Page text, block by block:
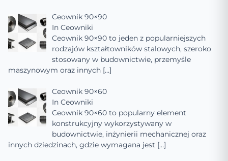
Ceownik 90×90
In Ceowniki
Ceownik 90×90 to jeden z popularniejszych
rodzajów kształtowników stalowych, szeroko
stosowany w budownictwie, przemyśle
maszynowym oraz innych […]
Ceownik 90×60
In Ceowniki
Ceownik 90×60 to popularny element
konstrukcyjny wykorzystywany w
budownictwie, inżynierii mechanicznej oraz
innych dziedzinach, gdzie wymagana jest […]